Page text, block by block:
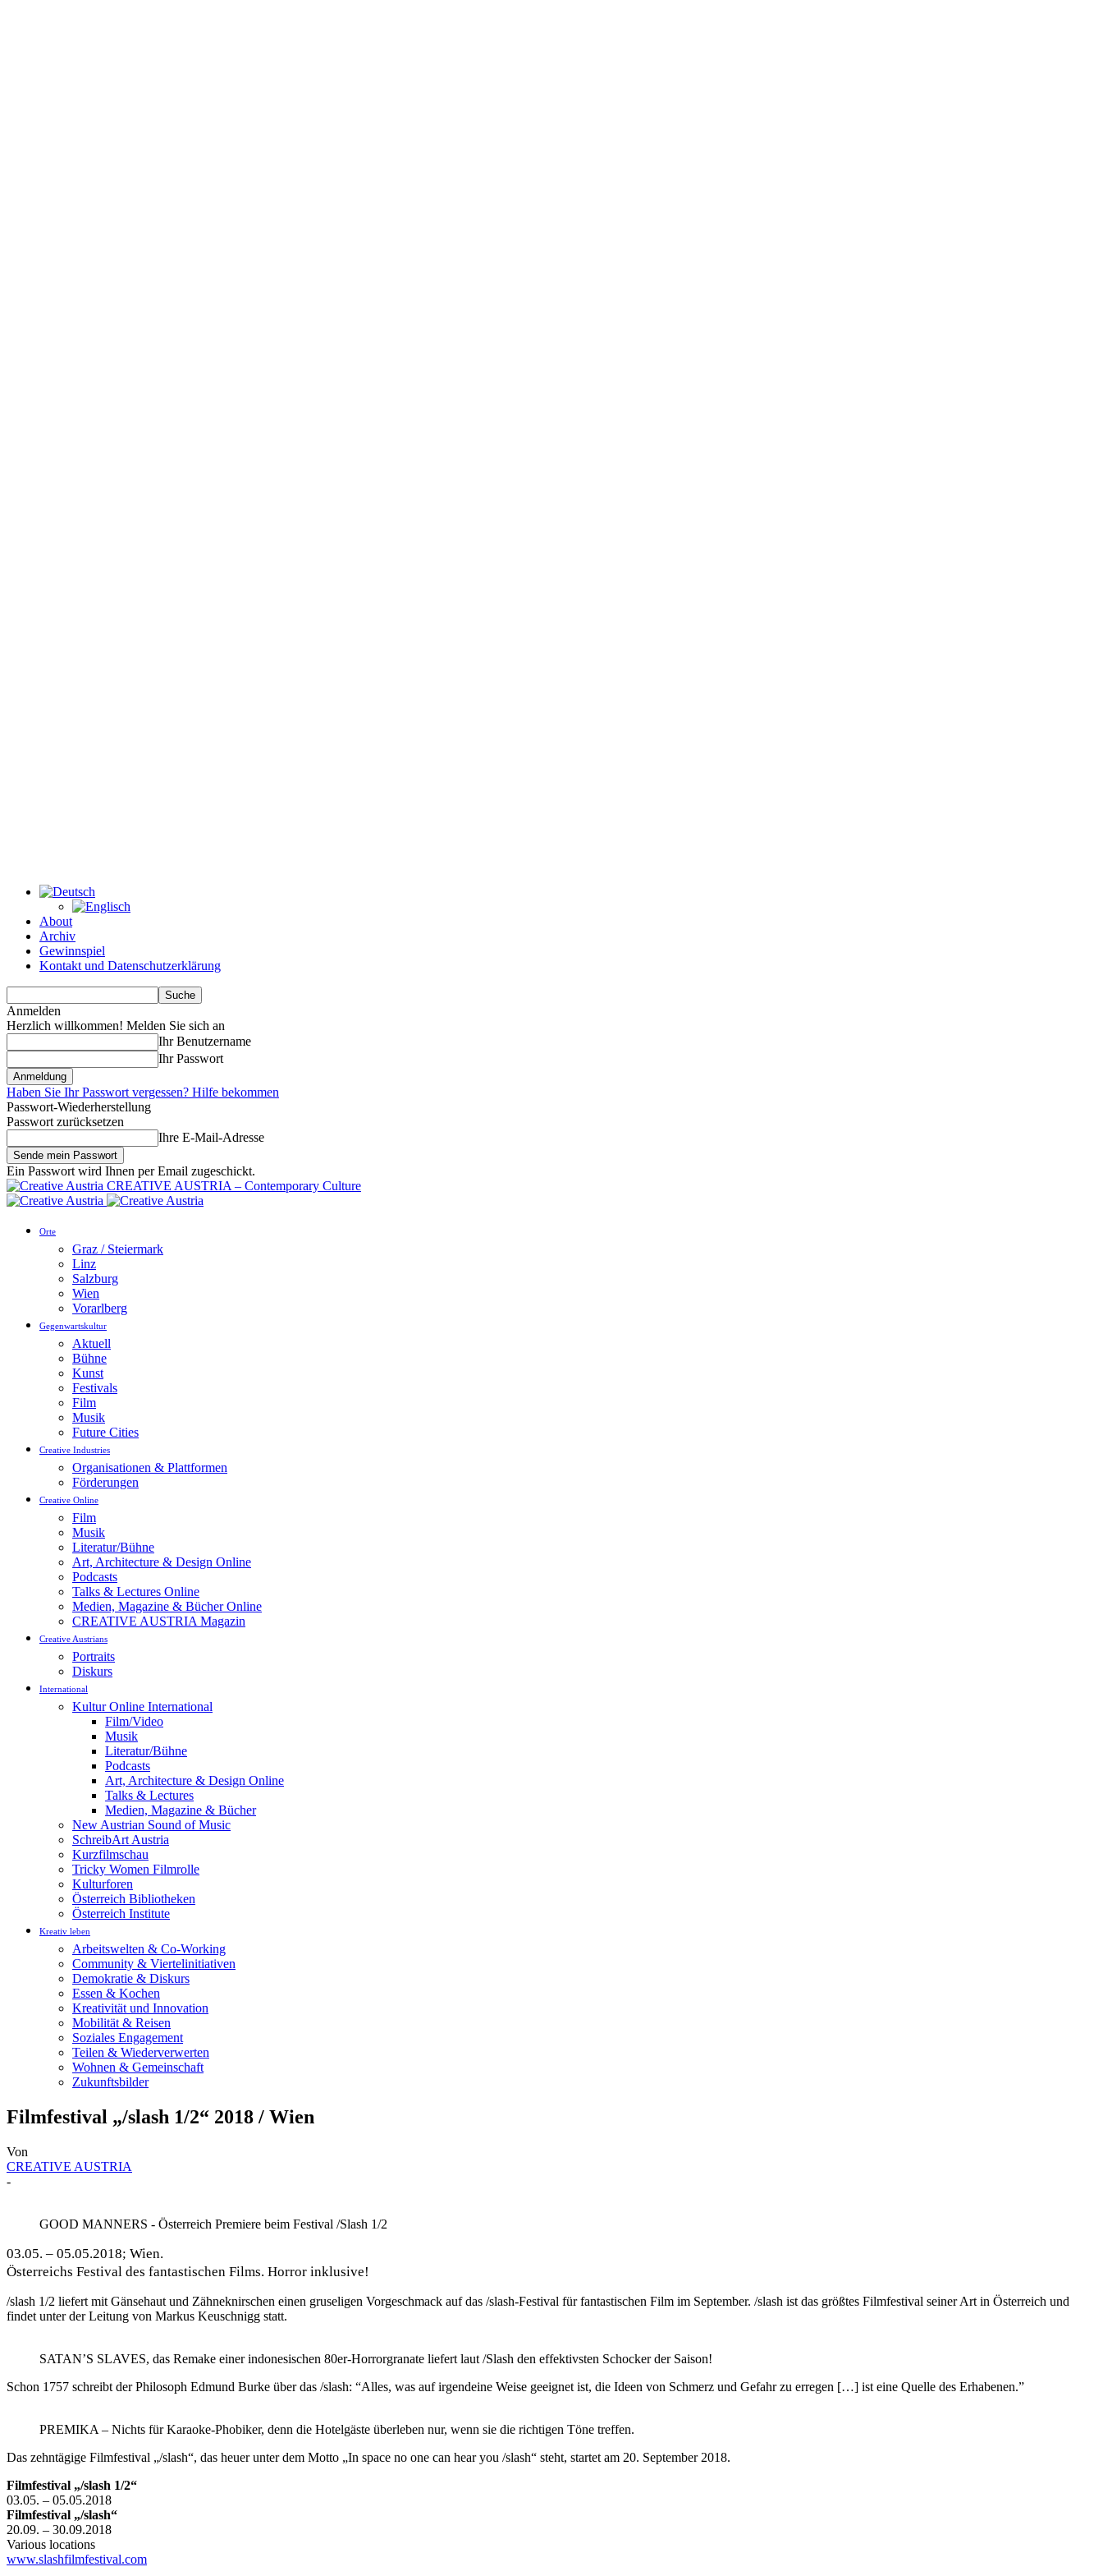
About
Archiv
Gewinnspiel
Kontakt und Datenschutzerklärung
Anmelden
Herzlich willkommen! Melden Sie sich an
Ihr Benutzername
Ihr Passwort
Haben Sie Ihr Passwort vergessen? Hilfe bekommen
Passwort-Wiederherstellung
Passwort zurücksetzen
Ihre E-Mail-Adresse
Ein Passwort wird Ihnen per Email zugeschickt.
CREATIVE AUSTRIA – Contemporary Culture
Orte
Graz / Steiermark
Linz
Salzburg
Wien
Vorarlberg
Gegenwartskultur
Aktuell
Bühne
Kunst
Festivals
Film
Musik
Future Cities
Creative Industries
Organisationen & Plattformen
Förderungen
Creative Online
Film
Musik
Literatur/Bühne
Art, Architecture & Design Online
Podcasts
Talks & Lectures Online
Medien, Magazine & Bücher Online
CREATIVE AUSTRIA Magazin
Creative Austrians
Portraits
Diskurs
International
Kultur Online International
Film/Video
Musik
Literatur/Bühne
Podcasts
Art, Architecture & Design Online
Talks & Lectures
Medien, Magazine & Bücher
New Austrian Sound of Music
SchreibArt Austria
Kurzfilmschau
Tricky Women Filmrolle
Kulturforen
Österreich Bibliotheken
Österreich Institute
Kreativ leben
Arbeitswelten & Co-Working
Community & Viertelinitiativen
Demokratie & Diskurs
Essen & Kochen
Kreativität und Innovation
Mobilität & Reisen
Soziales Engagement
Teilen & Wiederverwerten
Wohnen & Gemeinschaft
Zukunftsbilder
Filmfestival „/slash 1/2“ 2018 / Wien
Von
CREATIVE AUSTRIA
-
GOOD MANNERS - Österreich Premiere beim Festival /Slash 1/2
03.05. – 05.05.2018; Wien.
Österreichs Festival des fantastischen Films. Horror inklusive!
/slash 1/2 liefert mit Gänsehaut und Zähneknirschen einen gruseligen Vorgeschmack auf das /slash-Festival für fantastischen Film im September. /slash ist das größtes Filmfestival seiner Art in Österreich und
findet unter der Leitung von Markus Keuschnigg statt.
SATAN’S SLAVES, das Remake einer indonesischen 80er-Horrorgranate liefert laut /Slash den effektivsten Schocker der Saison!
Schon 1757 schreibt der Philosoph Edmund Burke über das /slash: “Alles, was auf irgendeine Weise geeignet ist, die Ideen von Schmerz und Gefahr zu erregen […] ist eine Quelle des Erhabenen.”
PREMIKA – Nichts für Karaoke-Phobiker, denn die Hotelgäste überleben nur, wenn sie die richtigen Töne treffen.
Das zehntägige Filmfestival „/slash“, das heuer unter dem Motto „In space no one can hear you /slash“ steht, startet am 20. September 2018.
Filmfestival „/slash 1/2“
03.05. – 05.05.2018
Filmfestival „/slash“
20.09. – 30.09.2018
Various locations
www.slashfilmfestival.com